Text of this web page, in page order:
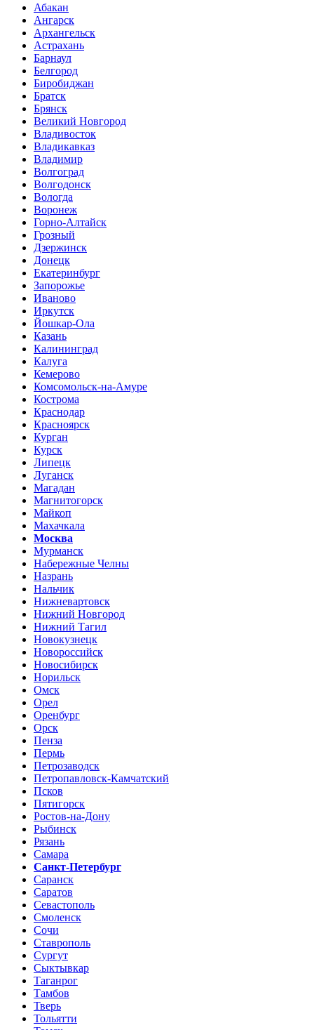
Абакан
Ангарск
Архангельск
Астрахань
Барнаул
Белгород
Биробиджан
Братск
Брянск
Великий Новгород
Владивосток
Владикавказ
Владимир
Волгоград
Волгодонск
Вологда
Воронеж
Горно-Алтайск
Грозный
Дзержинск
Донецк
Екатеринбург
Запорожье
Иваново
Иркутск
Йошкар-Ола
Казань
Калининград
Калуга
Кемерово
Комсомольск-на-Амуре
Кострома
Краснодар
Красноярск
Курган
Курск
Липецк
Луганск
Магадан
Магнитогорск
Майкоп
Махачкала
Москва
Мурманск
Набережные Челны
Назрань
Нальчик
Нижневартовск
Нижний Новгород
Нижний Тагил
Новокузнецк
Новороссийск
Новосибирск
Норильск
Омск
Орел
Оренбург
Орск
Пенза
Пермь
Петрозаводск
Петропавловск-Камчатский
Псков
Пятигорск
Ростов-на-Дону
Рыбинск
Рязань
Самара
Санкт-Петербург
Саранск
Саратов
Севастополь
Смоленск
Сочи
Ставрополь
Сургут
Сыктывкар
Таганрог
Тамбов
Тверь
Тольятти